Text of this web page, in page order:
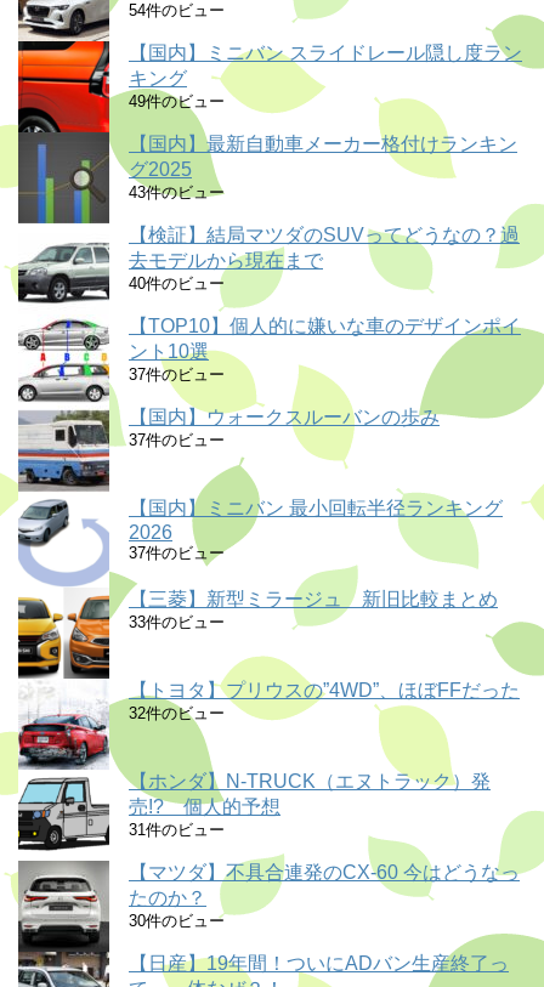
54件のビュー
【国内】ミニバン スライドレール隠し度ラン
キング
49件のビュー
【国内】最新自動車メーカー格付けランキン
グ2025
43件のビュー
【検証】結局マツダのSUVってどうなの？過
去モデルから現在まで
40件のビュー
【TOP10】個人的に嫌いな車のデザインポイ
ント10選
37件のビュー
【国内】ウォークスルーバンの歩み
37件のビュー
【国内】ミニバン 最小回転半径ランキング
2026
37件のビュー
【三菱】新型ミラージュ 新旧比較まとめ
33件のビュー
【トヨタ】プリウスの”4WD”、ほぼFFだった
32件のビュー
【ホンダ】N-TRUCK（エヌトラック）発
売!? 個人的予想
31件のビュー
【マツダ】不具合連発のCX-60 今はどうなっ
たのか？
30件のビュー
【日産】19年間！ついにADバン生産終了っ